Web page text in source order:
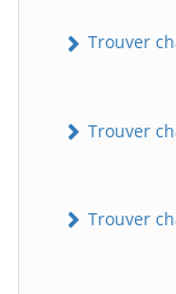
Trouver
Trouver
Trouver